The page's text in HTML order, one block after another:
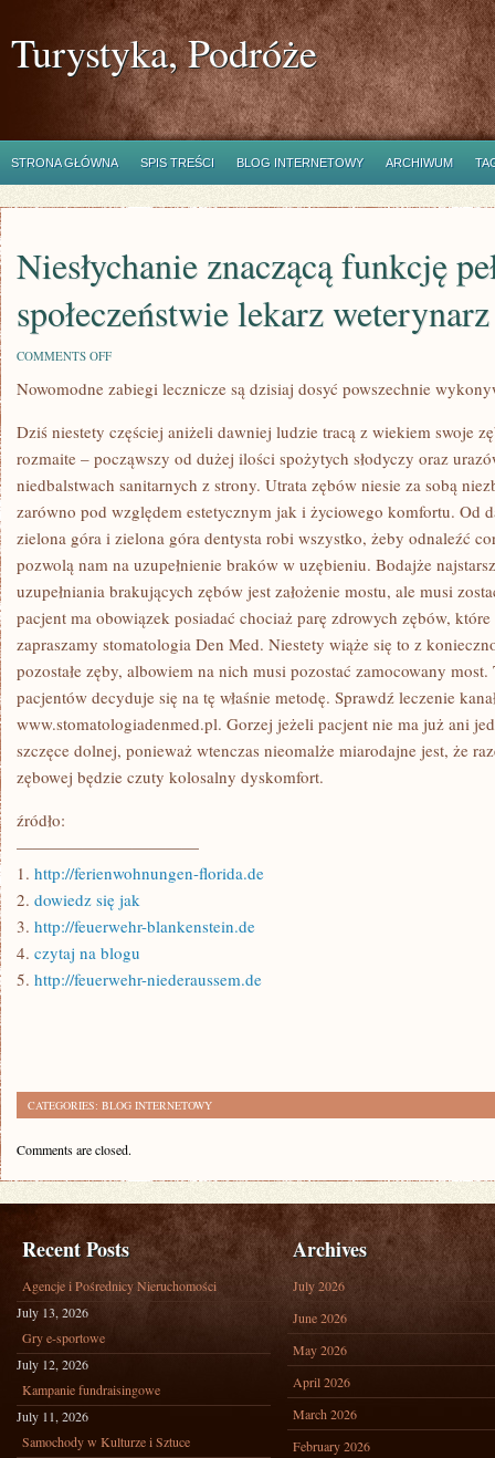
Turystyka, Podróże
STRONA GŁÓWNA SPIS TREŚCI BLOG INTERNETOWY ARCHIWUM
Niesłychanie znaczącą funkcję
społeczeństwie lekarz weterynarz
COMMENTS OFFON
ZNACZĄCĄ
W
SPOŁECZEŃSTWIE
LEKARZ
WETERYNARZ
Nowomodne zabiegi lecznicze są dzisiaj dosyć powszechnie
Dziś niestety częściej aniżeli dawniej ludzie tracą z wiekiem swoje
rozmaite – począwszy od dużej ilości spożytych słodyczy oraz
niedbalstwach sanitarnych z strony. Utrata zębów niesie za sobą
zarówno pod względem estetycznym jak i życiowego komfortu. Od
zielona góra i zielona góra dentysta robi wszystko, żeby odnaleźć
pozwolą nam na uzupełnienie braków w uzębieniu. Bodajże
uzupełniania brakujących zębów jest założenie mostu, ale musi
pacjent ma obowiązek posiadać chociaż parę zdrowych zębów,
zapraszamy stomatologia Den Med. Niestety wiąże się to z
pozostałe zęby, albowiem na nich musi pozostać zamocowany
pacjentów decyduje się na tę właśnie metodę. Sprawdź leczenie
www.stomatologiadenmed.pl. Gorzej jeżeli pacjent nie ma już ani
szczęce dolnej, ponieważ wtenczas nieomalże miarodajne jest, że
zębowej będzie czuty kolosalny dyskomfort.
źródło:
———————————
1. http://ferienwohnungen-florida.de
2. dowiedz się jak
3. http://feuerwehr-blankenstein.de
4. czytaj na blogu
5. http://feuerwehr-niederaussem.de
CATEGORIES: BLOG INTERNETOWY
Comments are closed.
Recent Posts
Agencje i Pośrednicy Nieruchomości
July 13, 2026
Gry e-sportowe
July 12, 2026
Kampanie fundraisingowe
July 11, 2026
Samochody w Kulturze i Sztuce
Archives
July 2026
June 2026
May 2026
April 2026
March 2026
February 2026